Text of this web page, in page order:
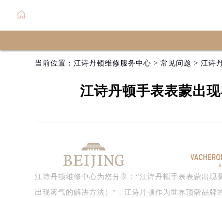
当前位置： 江诗丹顿维修服务中心 > 常见问题 > 江诗
江诗丹顿手表表蒙出
江诗丹顿维修中心为您分享：“江诗丹顿手表表蒙出现
出现雾气的解决方法）”，江诗丹顿作为世界顶奢品